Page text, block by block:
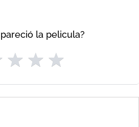
la pelicula?